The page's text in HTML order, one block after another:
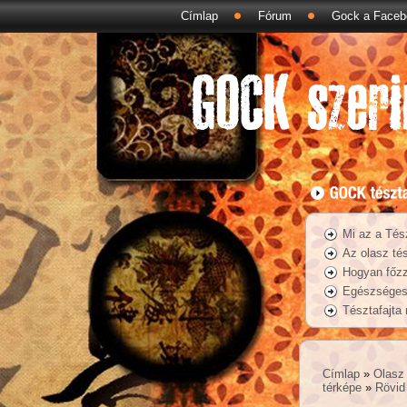
Címlap Fórum Gock a
Mi az a
Az olasz
Hogyan
Tésztafajta
Címlap »Olasz
térképe »